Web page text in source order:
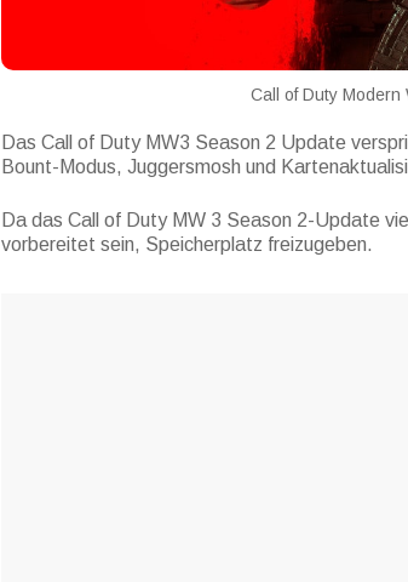
Call of Duty Modern
Das Call of Duty MW3 Season 2 Update
Bount-Modus, Juggersmosh und
Da das Call of Duty MW 3 Season 2-Update
vorbereitet sein, Speicherplatz freizugeben.